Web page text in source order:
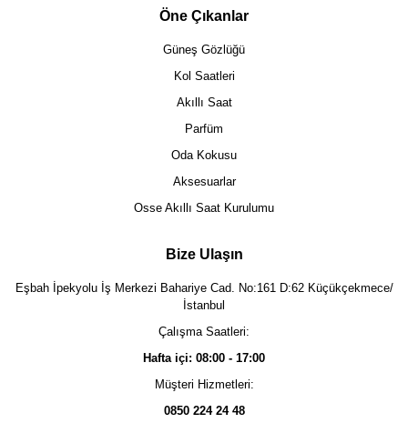
Öne Çıkanlar
Güneş Gözlüğü
Kol Saatleri
Akıllı Saat
Parfüm
Oda Kokusu
Aksesuarlar
Osse Akıllı Saat Kurulumu
Bize Ulaşın
Eşbah İpekyolu İş Merkezi Bahariye Cad. No:161 D:62 Küçükçekmece/
İstanbul
Çalışma Saatleri:
Hafta içi: 08:00 - 17:00
Müşteri Hizmetleri:
0850 224 24 48